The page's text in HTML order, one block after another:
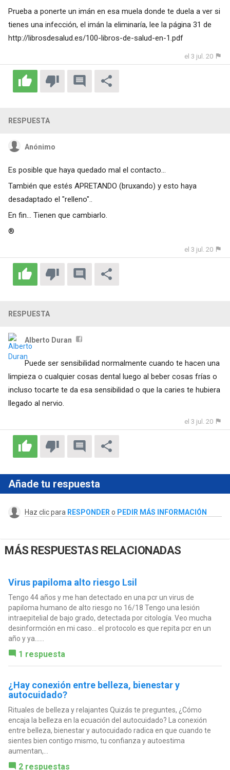
Prueba a ponerte un imán en esa muela donde te duela a ver si
tienes una infección, el imán la eliminaría, lee la página 31 de
http://librosdesalud.es/100-libros-de-salud-en-1.pdf
el 3 jul. 20
RESPUESTA
Anónimo
Es posible que haya quedado mal el contacto...
También que estés APRETANDO (bruxando) y esto haya
desadaptado el "relleno"..
En fin... Tienen que cambiarlo.
®
el 3 jul. 20
RESPUESTA
Alberto Duran
Puede ser sensibilidad normalmente cuando te hacen una
limpieza o cualquier cosas dental luego al beber cosas frías o
incluso tocarte te da esa sensibilidad o que la caries te hubiera
llegado al nervio.
el 3 jul. 20
Añade tu respuesta
Haz clic para RESPONDER o PEDIR MÁS INFORMACIÓN
MÁS RESPUESTAS RELACIONADAS
Virus papiloma alto riesgo Lsil
Tengo 44 años y me han detectado en una pcr un virus de
papiloma humano de alto riesgo no 16/18 Tengo una lesión
intraepitelial de bajo grado, detectada por citología. Veo mucha
desinformción en mi caso… el protocolo es que repita pcr en un
año y ya…...
1 respuesta
¿Hay conexión entre belleza, bienestar y
autocuidado?
Rituales de belleza y relajantes Quizás te preguntes, ¿Cómo
encaja la belleza en la ecuación del autocuidado? La conexión
entre belleza, bienestar y autocuidado radica en que cuando te
sientes bien contigo mismo, tu confianza y autoestima
aumentan,...
2 respuestas